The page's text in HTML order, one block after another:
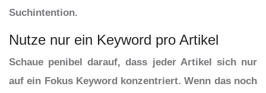
Suchintention.
Nutze nur ein Keyword pro Artikel
Schaue penibel darauf, dass jeder Artikel sich nur
auf ein Fokus Keyword konzentriert. Wenn das noch